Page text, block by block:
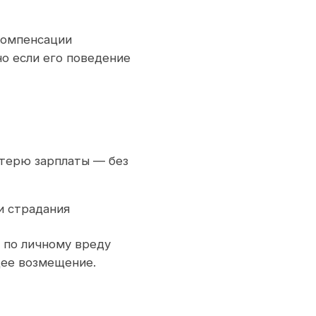
если его поведение
зарплаты — без
страдания
личному вреду
возмещение.